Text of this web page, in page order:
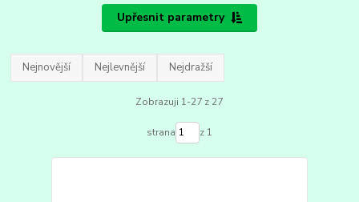
Upřesnit parametry
Nejnovější Nejlevnější Nejdražší
Zobrazuji 1-27 z 27
strana z 1